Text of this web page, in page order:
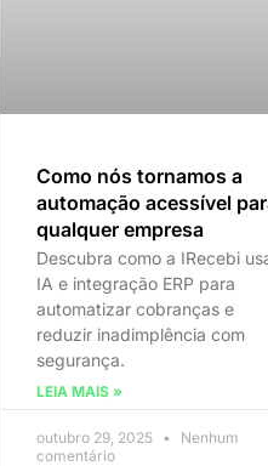
Como nós tornamos a
automação acessível
qualquer empresa
Descubra como a IRecebi
IA e integração ERP para
automatizar cobranças e
reduzir inadimplência com
segurança.
LEIA MAIS »
outubro 29, 2025
Nenhum
comentário